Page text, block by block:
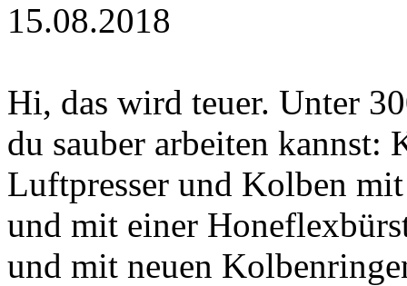
15.08.2018
Hi, das wird teuer. Unter
du sauber arbeiten kannst:
Luftpresser und Kolben
und mit einer
und mit neuen